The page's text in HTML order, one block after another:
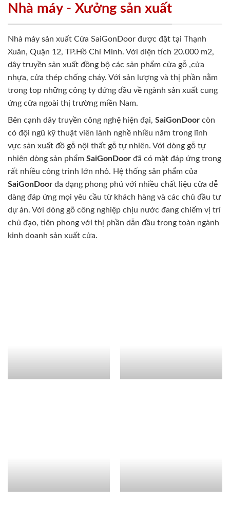
Nhà máy - Xưởng sản xuất
Nhà máy sản xuất Cửa SaiGonDoor được đặt tại Thạnh
Xuân, Quận 12, TP.Hồ Chí Minh. Với diện tích 20.000 m2,
dây truyền sản xuất đồng bộ các sản phẩm cửa gỗ ,cửa
nhựa, cửa thép chống cháy. Với sản lượng và thị phần nằm
trong top những công ty đứng đầu về ngành sản xuất cung
ứng cửa ngoài thị trường miền Nam.
Bên cạnh dây truyền công nghệ hiện đại, SaiGonDoor còn
có đội ngũ kỹ thuật viên lành nghề nhiều năm trong lĩnh
vực sản xuất đồ gỗ nội thất gỗ tự nhiên. Với dòng gỗ tự
nhiên dòng sản phẩm SaiGonDoor đã có mặt đáp ứng trong
rất nhiều công trình lớn nhỏ. Hệ thống sản phẩm của
SaiGonDoor đa dạng phong phú với nhiều chất liệu cửa dễ
dàng đáp ứng mọi yêu cầu từ khách hàng và các chủ đầu tư
dự án. Với dòng gỗ công nghiệp chịu nước đang chiếm vị trí
chủ đạo, tiên phong với thị phần dẫn đầu trong toàn ngành
kinh doanh sản xuất cửa.